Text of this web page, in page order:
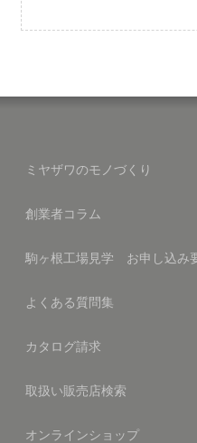
ミヤザワのモノづくり
創業者コラム
駒ヶ根工場見学 お申し込み
よくある質問集
カタログ請求
取扱い販売店検索
オンラインショップ